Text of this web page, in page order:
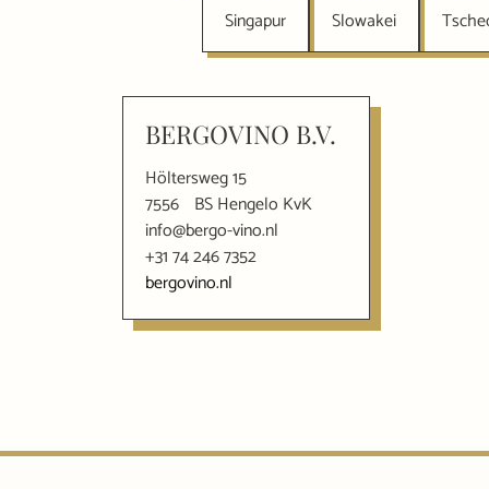
Singapur Slowakei
BERGOVINO B.V.
Höltersweg 15
7556 BS Hengelo KvK
info@bergo-vino.nl
+31 74 246 7352
bergovino.nl